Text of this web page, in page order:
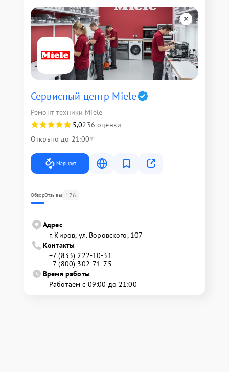
Сервисный центр Miele
Ремонт техники Miele
5,0236 оценки
Открыто до 21:00
Маршрут
ОбзорОтзывы 176
Адрес
г. Киров, ул. Воровского, 107
Контакты
+7 (833) 222-10-31
+7 (800) 302-71-75
Время работы
Работаем с 09:00 до 21:00